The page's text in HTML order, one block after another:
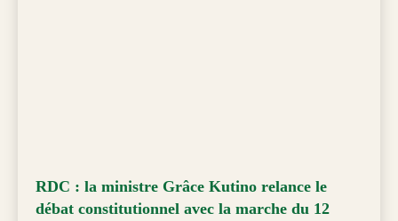
RDC : la ministre Grâce Kutino relance le
débat constitutionnel avec la marche du 12